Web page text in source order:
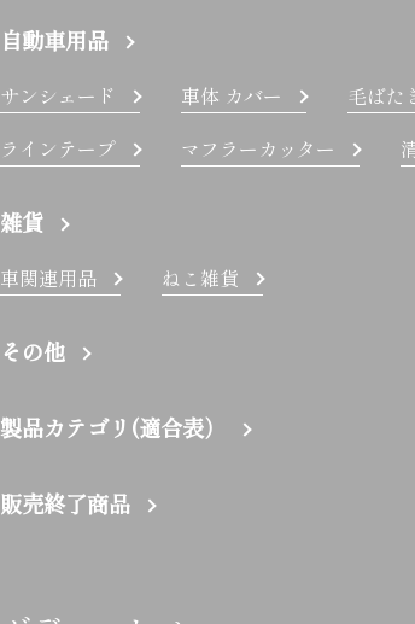
自動車用品
サンシェード 車体 カバー 毛ばた
ラインテープ
マフラーカッター
雑貨
車関連用品 ねこ雑貨
その他
製品カテゴリ(適合表）
販売終了商品